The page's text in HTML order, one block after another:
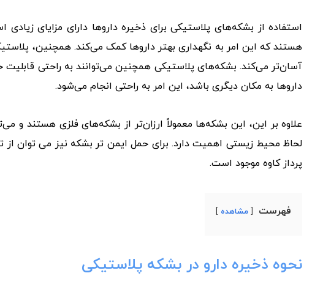
استفاده از بشکه‌های پلاستیکی برای ذخیره داروها دارای مزایای
هستند که این امر به نگهداری بهتر داروها کمک می‌کند. همچنین،
آسان‌تر می‌کند. بشکه‌های پلاستیکی همچنین می‌توانند به راحتی قابلیت
داروها به مکان دیگری باشد، این امر به راحتی انجام می‌شود.
علاوه بر این، این بشکه‌ها معمولاً ارزان‌تر از بشکه‌های فلزی هستند و
لحاظ محیط زیستی اهمیت دارد. برای حمل ایمن تر بشکه نیز می توان از
پرداز کاوه موجود است.
فهرست مشاهده
نحوه ذخیره دارو در بشکه پلاستیکی